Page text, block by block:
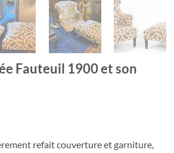
Fauteuil 1900 et son
refait couverture et garniture,